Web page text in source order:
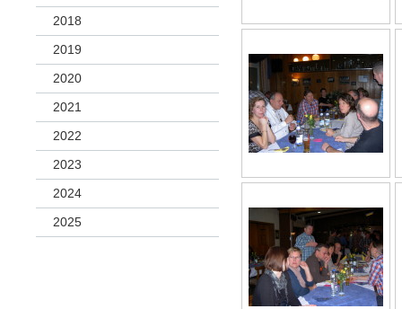
2018
2019
2020
2021
2022
2023
2024
2025